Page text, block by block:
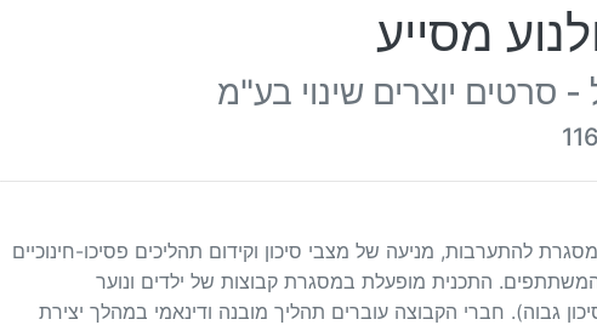
מסייע
סרטים יוצרים שינוי בע"מ
להתערבות, מניעה של מצבי סיכון וקידום תהליכים פסיכו-חינוכיים
התכנית מופעלת במסגרת קבוצות של ילדים ונוער
גבוה). חברי הקבוצה עוברים תהליך מובנה ודינאמי במהלך יצירת